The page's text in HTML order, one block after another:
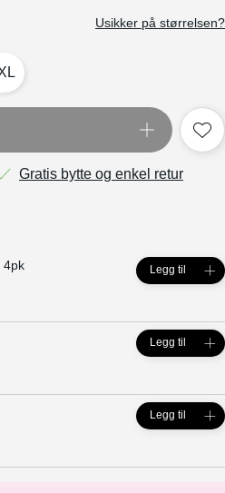
Usikker på størrelsen?
Gratis bytte og enkel retur
4pk Legg til
Legg til
Legg til